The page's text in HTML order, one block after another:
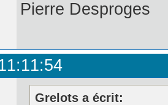
Pierre Desproges
Grelots a écrit: